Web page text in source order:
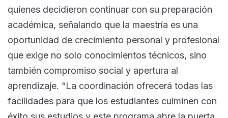
quienes decidieron continuar con su preparación
académica, señalando que la maestría es una
oportunidad de crecimiento personal y profesional
que exige no solo conocimientos técnicos, sino
también compromiso social y apertura al
aprendizaje. “La coordinación ofrecerá todas las
facilidades para que los estudiantes culminen con